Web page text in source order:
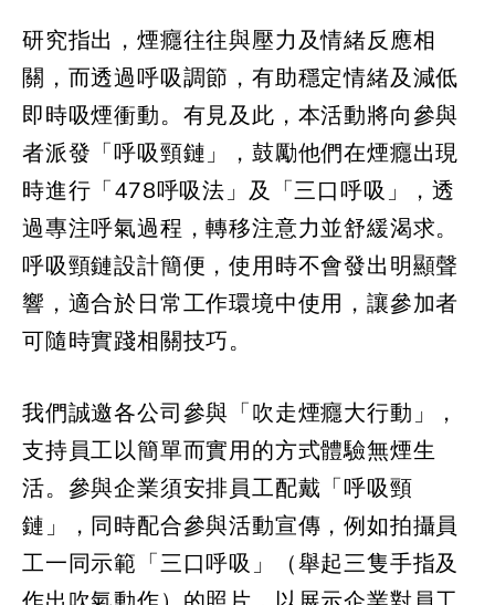
研究指出，煙癮往往與壓力及情緒反應相
關，而透過呼吸調節，有助穩定情緒及減低
即時吸煙衝動。有見及此，本活動將向參與
者派發「呼吸頸鏈」，鼓勵他們在煙癮出現
時進行「478呼吸法」及「三口呼吸」，透
過專注呼氣過程，轉移注意力並舒緩渴求。
呼吸頸鏈設計簡便，使用時不會發出明顯聲
響，適合於日常工作環境中使用，讓參加者
可隨時實踐相關技巧。
我們誠邀各公司參與「吹走煙癮大行動」，
支持員工以簡單而實用的方式體驗無煙生
活。參與企業須安排員工配戴「呼吸頸
鏈」，同時配合參與活動宣傳，例如拍攝員
工一同示範「三口呼吸」（舉起三隻手指及